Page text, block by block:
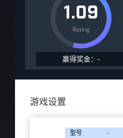
1.09
Rating
赢得奖金： -
游戏设置
型号
-